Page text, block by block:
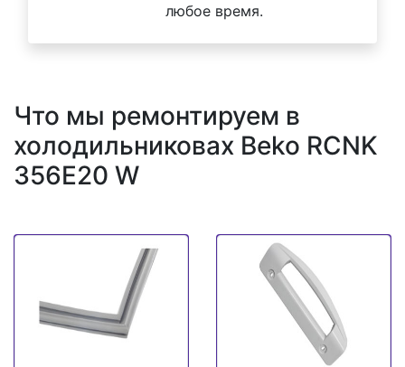
любое время.
Что мы ремонтируем в
холодильниковах Beko RCNK
356E20 W